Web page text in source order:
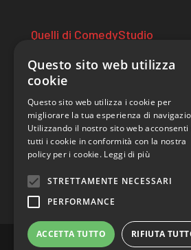
Quelli di ComedyStudio
wildcomedycamp.it
Sito realizzato da
Questo sito web utilizza
cookie
Questo sito web utilizza i cookie per
migliorare la tua esperienza di
Utilizzando il nostro sito web acconsenti
tutti i cookie in conformità con la nostra
policy per i cookie. Leggi di più
STRETTAMENTE NECESSARI
PERFORMANCE
ACCETTA TUTTO RIFIUTA